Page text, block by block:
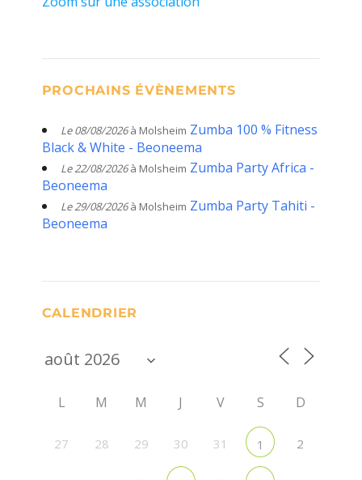
PROCHAINS ÉVÈNEMENTS
Le 08/08/2026à Molsheim Zumba 100 % Fitness
Black & White - Beoneema
Le 22/08/2026à Molsheim Zumba Party Africa -
Beoneema
Le 29/08/2026à Molsheim Zumba Party Tahiti -
Beoneema
CALENDRIER
L M M J V S D
27 28 29 30 31 1 2